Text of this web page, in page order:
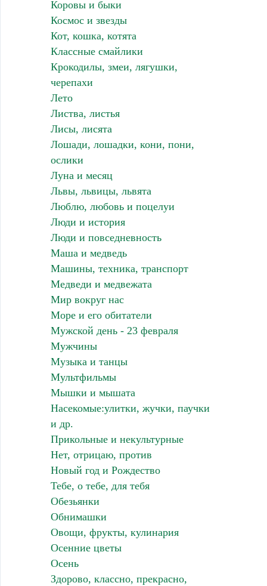
Коровы и быки
Космос и звезды
Кот, кошка, котята
Классные смайлики
Крокодилы, змеи, лягушки,
черепахи
Лето
Листва, листья
Лисы, лисята
Лошади, лошадки, кони, пони,
ослики
Луна и месяц
Львы, львицы, львята
Люблю, любовь и поцелуи
Люди и история
Люди и повседневность
Маша и медведь
Машины, техника, транспорт
Медведи и медвежата
Мир вокруг нас
Море и его обитатели
Мужской день - 23 февраля
Мужчины
Музыка и танцы
Мультфильмы
Мышки и мышата
Насекомые:улитки, жучки, паучки
и др.
Прикольные и некультурные
Нет, отрицаю, против
Новый год и Рождество
Тебе, о тебе, для тебя
Обезьянки
Обнимашки
Овощи, фрукты, кулинария
Осенние цветы
Осень
Здорово, классно, прекрасно,